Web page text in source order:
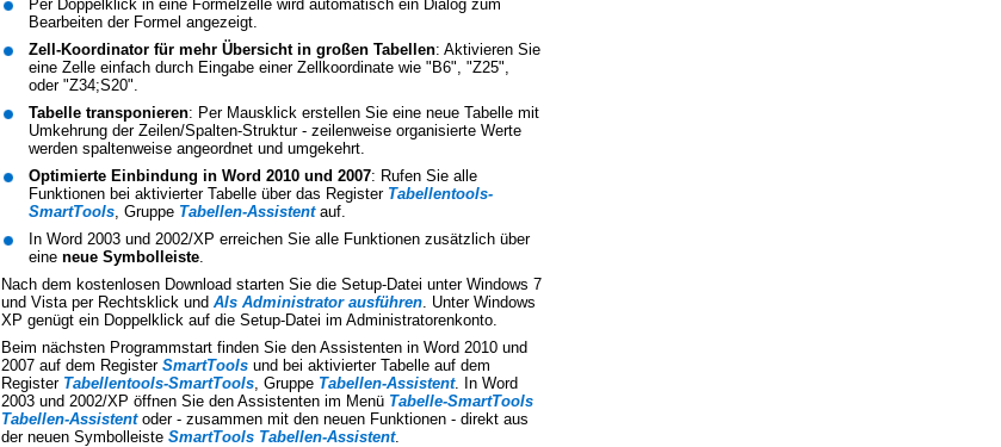
Per Doppelklick in eine Formelzelle wird automatisch ein Dialog zum
Bearbeiten der Formel angezeigt.
Zell-Koordinator für mehr Übersicht in großen Tabellen: Aktivieren Sie
eine Zelle einfach durch Eingabe einer Zellkoordinate wie "B6", "Z25",
oder "Z34;S20".
Tabelle transponieren: Per Mausklick erstellen Sie eine neue Tabelle mit
Umkehrung der Zeilen/Spalten-Struktur - zeilenweise organisierte Werte
werden spaltenweise angeordnet und umgekehrt.
Optimierte Einbindung in Word 2010 und 2007: Rufen Sie alle
Funktionen bei aktivierter Tabelle über das Register Tabellentools-
SmartTools, Gruppe Tabellen-Assistent auf.
In Word 2003 und 2002/XP erreichen Sie alle Funktionen zusätzlich über
eine neue Symbolleiste.
Nach dem kostenlosen Download starten Sie die Setup-Datei unter Windows 7
und Vista per Rechtsklick und Als Administrator ausführen. Unter Windows
XP genügt ein Doppelklick auf die Setup-Datei im Administratorenkonto.
Beim nächsten Programmstart finden Sie den Assistenten in Word 2010 und
2007 auf dem Register SmartToolsund bei aktivierter Tabelle auf dem
Register Tabellentools-SmartTools, Gruppe Tabellen-Assistent. In Word
2003 und 2002/XP öffnen Sie den Assistenten im Menü Tabelle-SmartTools
Tabellen-Assistentoder - zusammen mit den neuen Funktionen - direkt aus
der neuen Symbolleiste SmartTools Tabellen-Assistent.